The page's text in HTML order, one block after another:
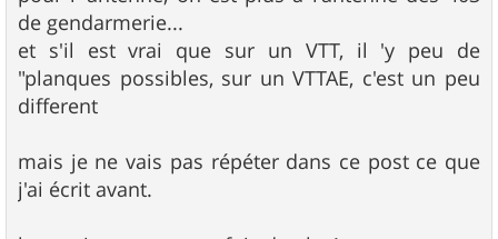
de gendarmerie...
et s'il est vrai que sur un VTT, il 'y peu de
"planques possibles, sur un VTTAE, c'est un peu
different
mais je ne vais pas répéter dans ce post ce que
j'ai écrit avant.